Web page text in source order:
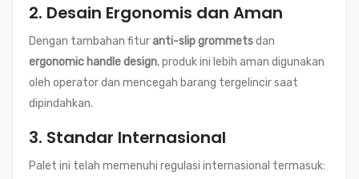
2. Desain Ergonomis dan Aman
Dengan tambahan fituranti-slip grommetsdan
ergonomic handle design, produk ini lebih aman digunakan
oleh operator dan mencegah barang tergelincir saat
dipindahkan.
3. Standar Internasional
Palet ini telah memenuhi regulasi internasional termasuk: